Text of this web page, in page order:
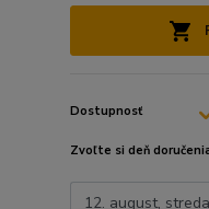
Dostupnosť
Zvoľte si deň